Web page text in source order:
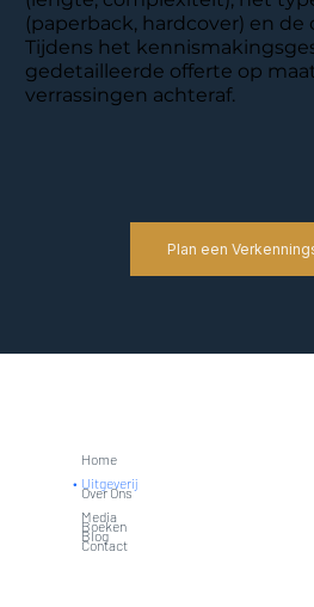
(paperback, hardcover) en de
Tijdens het
gedetailleerde offerte op
verrassingen achteraf.
Plan een
Home
Uitgeverij
Over Ons
Media
Boeken
Blog
Contact